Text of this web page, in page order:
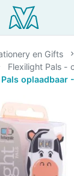
en Gifts
Flexilight Pals -
oplaadbaar